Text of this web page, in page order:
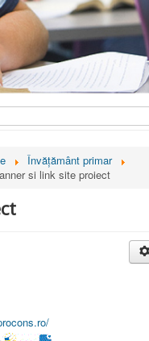
Învățământ primar
si link site proiect